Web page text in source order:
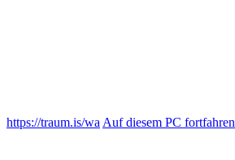
https://traum.is/wa Auf diesem PC fortfahren